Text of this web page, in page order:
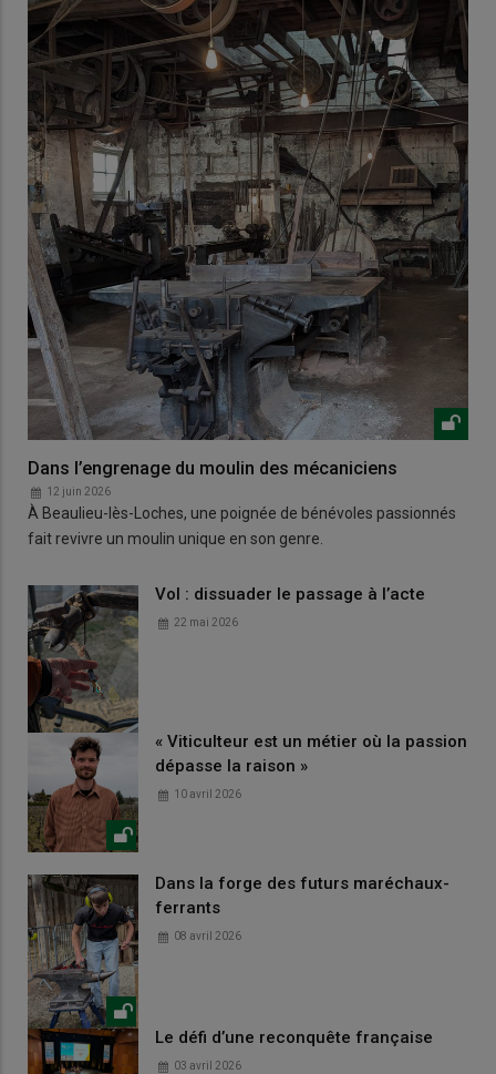
Dans l’engrenage du moulin des mécaniciens
12 juin 2026
À Beaulieu-lès-Loches, une poignée de bénévoles passionnés
fait revivre un moulin unique en son genre.
Vol : dissuader le passage à l’acte
22 mai 2026
« Viticulteur est un métier où la passion
dépasse la raison »
10 avril 2026
Dans la forge des futurs maréchaux-
ferrants
08 avril 2026
Le défi d’une reconquête française
03 avril 2026